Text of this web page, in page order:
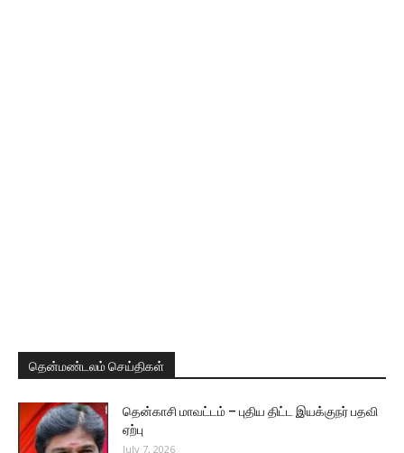
தென்மண்டலம் செய்திகள்
தென்காசி மாவட்டம் – புதிய திட்ட இயக்குநர் பதவி
ஏற்பு
July 7, 2026